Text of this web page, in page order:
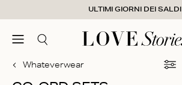
ULTIMI GIORNI DEI SALDI
menuCerca
Whateverwear